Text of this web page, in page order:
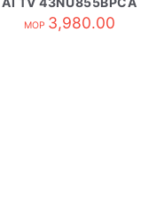
MOP 3,980.00